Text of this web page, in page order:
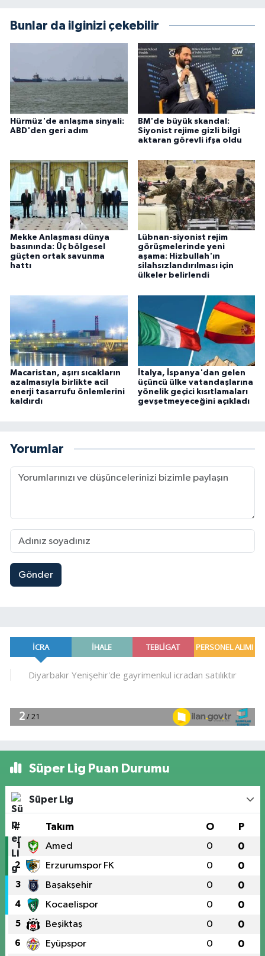
Bunlar da ilginizi çekebilir
Hürmüz'de anlaşma sinyali:
ABD'den geri adım
BM'de büyük skandal:
Siyonist rejime gizli bilgi
aktaran görevli ifşa oldu
Mekke Anlaşması dünya
basınında: Üç bölgesel
güçten ortak savunma
hattı
Lübnan-siyonist rejim
görüşmelerinde yeni
aşama: Hizbullah'ın
silahsızlandırılması için
ülkeler belirlendi
Macaristan, aşırı sıcakların
azalmasıyla birlikte acil
enerji tasarrufu önlemlerini
kaldırdı
İtalya, İspanya'dan gelen
üçüncü ülke vatandaşlarına
yönelik geçici kısıtlamaları
gevşetmeyeceğini açıkladı
Yorumlar
Gönder
Süper Lig Puan Durumu
Süper Lig
# Takım O P
1 Amed 0 0
2 Erzurumspor FK 0 0
3 Başakşehir 0 0
4 Kocaelispor 0 0
5 Beşiktaş 0 0
6 Eyüpspor 0 0